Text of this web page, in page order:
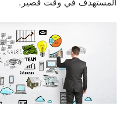
المستهدف في وقت قصير .